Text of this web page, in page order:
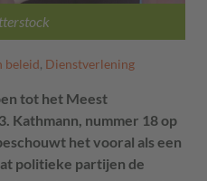
beleid, Dienstverlening
tot het Meest
Kathmann, nummer 18 op
het vooral als een
politieke partijen de